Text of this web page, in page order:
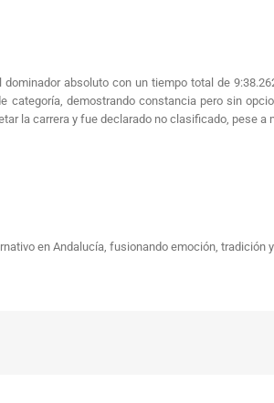
dominador absoluto con un tiempo total de
demostrando constancia pero sin
la carrera y fue declarado no clasificado, pese
en Andalucía, fusionando emoción, tradición